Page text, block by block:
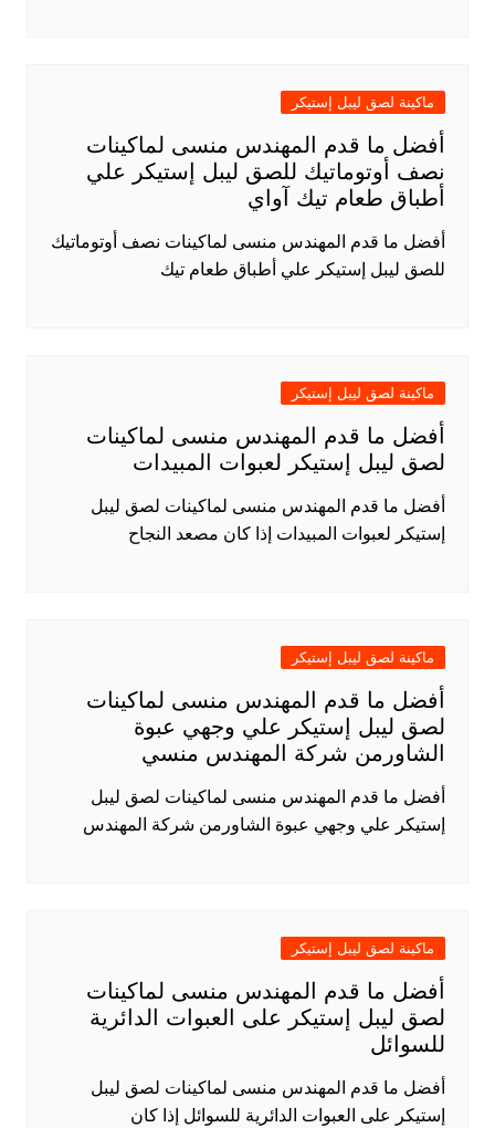
ماكينة لصق ليبل إستيكر
أفضل ما قدم المهندس منسى لماكينات
نصف أوتوماتيك للصق ليبل إستيكر علي
أطباق طعام تيك آواي
أفضل ما قدم المهندس منسى لماكينات نصف أوتوماتيك
للصق ليبل إستيكر علي أطباق طعام تيك
ماكينة لصق ليبل إستيكر
أفضل ما قدم المهندس منسى لماكينات
لصق ليبل إستيكر لعبوات المبيدات
أفضل ما قدم المهندس منسى لماكينات لصق ليبل
إستيكر لعبوات المبيدات إذا كان مصعد النجاح
ماكينة لصق ليبل إستيكر
أفضل ما قدم المهندس منسى لماكينات
لصق ليبل إستيكر علي وجهي عبوة
الشاورمن شركة المهندس منسي
أفضل ما قدم المهندس منسى لماكينات لصق ليبل
إستيكر علي وجهي عبوة الشاورمن شركة المهندس
ماكينة لصق ليبل إستيكر
أفضل ما قدم المهندس منسى لماكينات
لصق ليبل إستيكر على العبوات الدائرية
للسوائل
أفضل ما قدم المهندس منسى لماكينات لصق ليبل
إستيكر على العبوات الدائرية للسوائل إذا كان